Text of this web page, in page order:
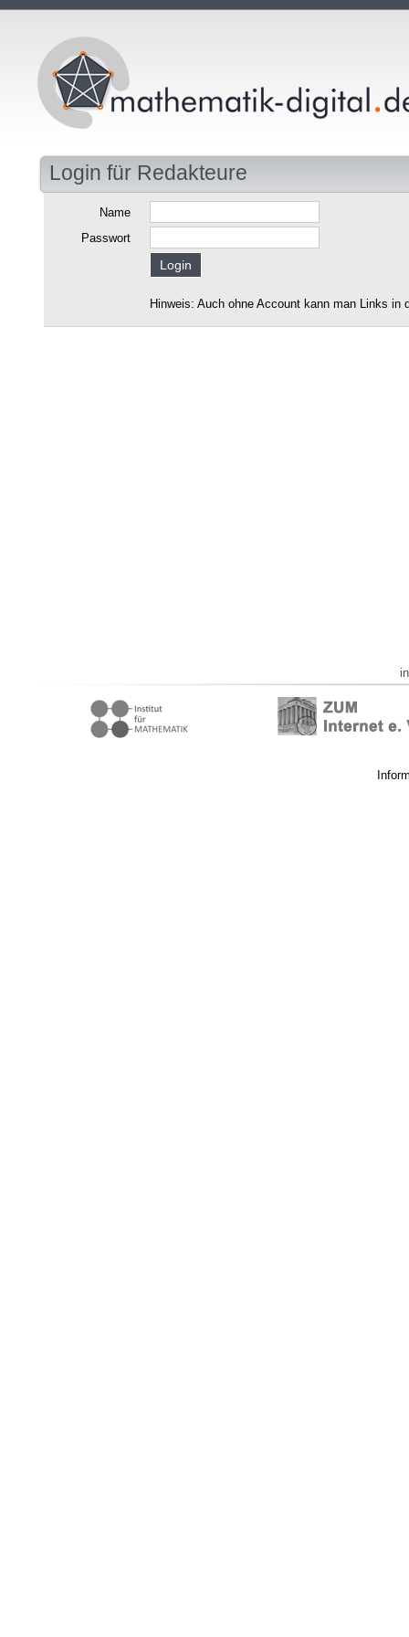
Login für Redakteure
Name
Passwort
Hinweis: Auch ohne Account kann man Links in